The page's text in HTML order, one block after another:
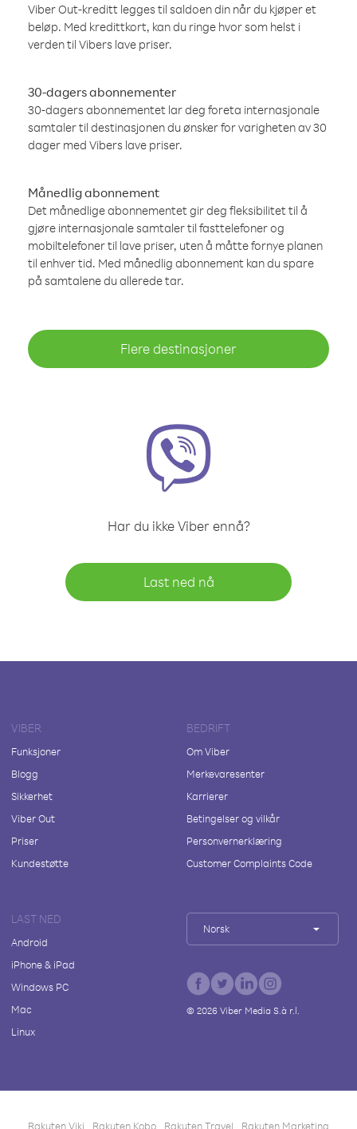
Viber Out-kreditt legges til saldoen din når du kjøper et
beløp. Med kredittkort, kan du ringe hvor som helst i
verden til Vibers lave priser.
30-dagers abonnementer
30-dagers abonnementet lar deg foreta internasjonale
samtaler til destinasjonen du ønsker for varigheten av 30
dager med Vibers lave priser.
Månedlig abonnement
Det månedlige abonnementet gir deg fleksibilitet til å
gjøre internasjonale samtaler til fasttelefoner og
mobiltelefoner til lave priser, uten å måtte fornye planen
til enhver tid. Med månedlig abonnement kan du spare
på samtalene du allerede tar.
Flere destinasjoner
Har du ikke Viber ennå?
Last ned nå
VIBER
Funksjoner
Blogg
Sikkerhet
Viber Out
Priser
Kundestøtte
BEDRIFT
Om Viber
Merkevaresenter
Karrierer
Betingelser og vilkår
Personvernerklæring
Customer Complaints Code
LAST NED
Android
iPhone & iPad
Windows PC
Mac
Linux
Norsk
© 2026Viber Media S.à r.l.
Rakuten Viki Rakuten Kobo Rakuten Travel Rakuten Marketing